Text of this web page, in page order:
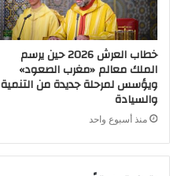
خطاب العرش 2026 حين يرسم
الملك معالم «مغرب الصعود»
ويؤسس لمرحلة جديدة من التنمية
والسيادة
منذ أسبوع واحد